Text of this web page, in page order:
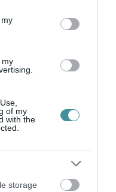
in below Google
my
of my
with the
storage
hírekről, kövessen
Hírek oldalán!